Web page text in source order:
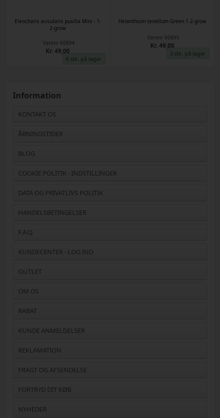
6 stk. på lager
Eleocharis acicularis pusilla Mini - 1-
2-grow
Varenr 60894
Kr. 49,00 3 stk. på lager
Helanthium tenellum Green 1-2-grow
Varenr 60895
Kr. 49,00
Information
KONTAKT OS
ÅBNINGSTIDER
BLOG
COOKIE POLITIK - INDSTILLINGER
DATA OG PRIVATLIVS POLITIK
HANDELSBETINGELSER
F.A.Q.
KUNDECENTER - LOG IND
OUTLET
OM OS
RABAT
KUNDE ANMELDELSER
REKLAMATION
FRAGT OG AFSENDELSE
FORTRYD DIT KØB
NYHEDER